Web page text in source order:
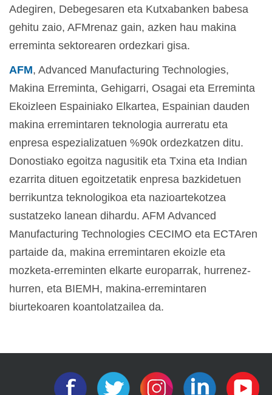
Adegiren, Debegesaren eta Kutxabanken babesa
gehitu zaio, AFMrenaz gain, azken hau makina
erreminta sektorearen ordezkari gisa.
AFM, Advanced Manufacturing Technologies,
Makina Erreminta, Gehigarri, Osagai eta Erreminta
Ekoizleen Espainiako Elkartea, Espainian dauden
makina erremintaren teknologia aurreratu eta
enpresa espezializatuen %90k ordezkatzen ditu.
Donostiako egoitza nagusitik eta Txina eta Indian
ezarrita dituen egoitzetatik enpresa bazkidetuen
berrikuntza teknologikoa eta nazioartekotzea
sustatzeko lanean dihardu. AFM Advanced
Manufacturing Technologies CECIMO eta ECTAren
partaide da, makina erremintaren ekoizle eta
mozketa-erreminten elkarte europarrak, hurrenez-
hurren, eta BIEMH, makina-erremintaren
biurtekoaren koantolatzailea da.